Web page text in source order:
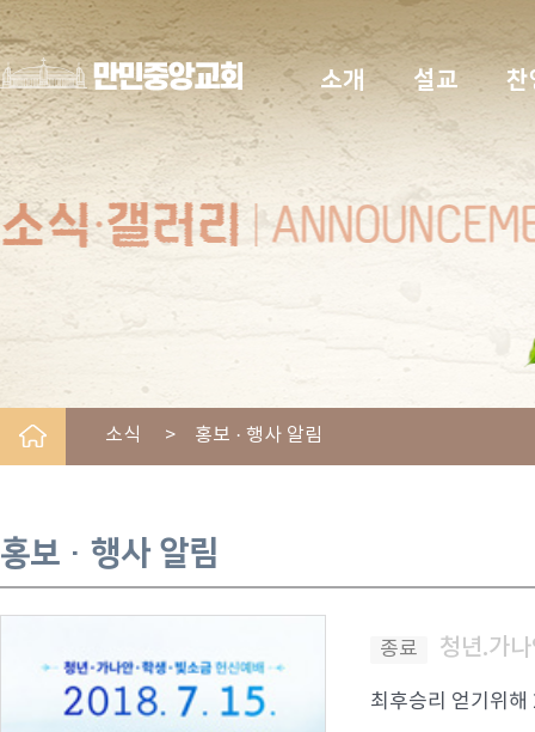
소개 설교 찬
소식 > 홍보 · 행사 알림
홍보 · 행사 알림
종료 청년.가
최후승리 얻기위해